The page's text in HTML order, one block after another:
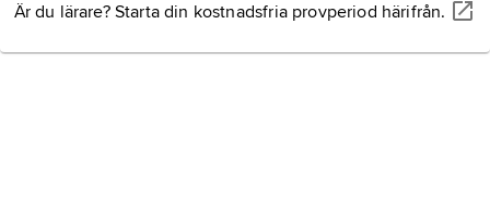
Är du lärare? Starta din kostnadsfria provperiod härifrån.